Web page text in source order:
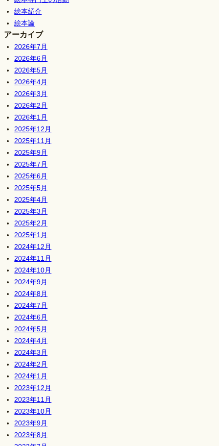
絵本紹介
絵本論
アーカイブ
2026年7月
2026年6月
2026年5月
2026年4月
2026年3月
2026年2月
2026年1月
2025年12月
2025年11月
2025年9月
2025年7月
2025年6月
2025年5月
2025年4月
2025年3月
2025年2月
2025年1月
2024年12月
2024年11月
2024年10月
2024年9月
2024年8月
2024年7月
2024年6月
2024年5月
2024年4月
2024年3月
2024年2月
2024年1月
2023年12月
2023年11月
2023年10月
2023年9月
2023年8月